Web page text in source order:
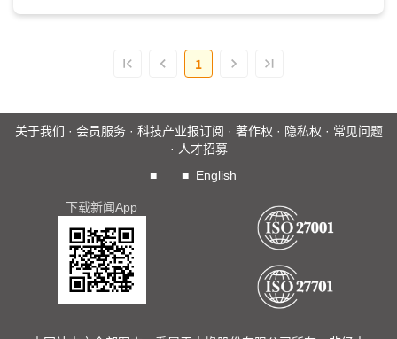
大陆触控面板大厂经验，往指纹識別、摄影元件模塊等更高毛
1
关于我们 · 会员服务· 科技产业报订阅 · 著作权 · 隐私权 · 常见问题
· 人才招募
■
■ English
下载新闻App